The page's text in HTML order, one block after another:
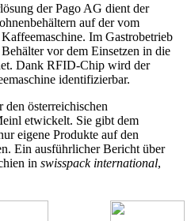
der Pago AG dient der
auf der vom
Im Gastrobetrieb
vor dem Einsetzen in die
Dank RFID-Chip wird der
identifizierbar.
österreichischen
etwickelt. Sie gibt dem
eigene Produkte auf den
Ein ausführlicher Bericht über
in swisspack international,